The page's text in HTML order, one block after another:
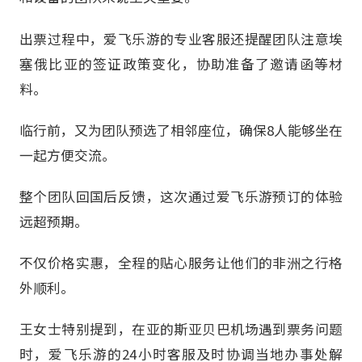
出票过程中，爱飞乐游的专业客服还提醒团队注意埃
塞俄比亚的签证政策变化，协助准备了邀请函等材
料。
临行前，又为团队预选了相邻座位，确保8人能够坐在
一起方便交流。
整个团队回国后反馈，这次通过爱飞乐游预订的体验
远超预期。
不仅价格实惠，全程的贴心服务让他们的非洲之行格
外顺利。
王女士特别提到，在亚的斯亚贝巴机场遇到票务问题
时，爱飞乐游的24小时客服及时协调当地办事处解